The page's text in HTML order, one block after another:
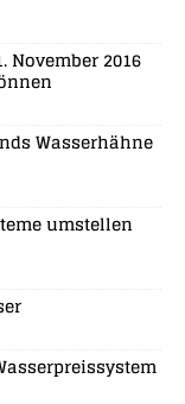
November 2016
Wasserhähne
umstellen